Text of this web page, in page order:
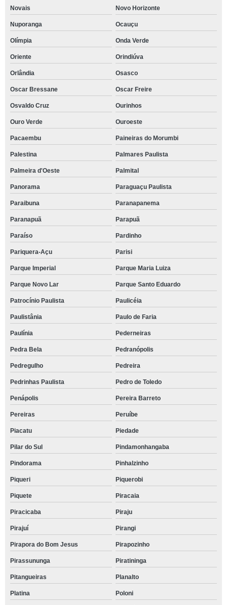
Novais Novo Horizonte
Nuporanga Ocauçu
Olímpia Onda Verde
Oriente Orindiúva
Orlândia Osasco
Oscar Bressane Oscar Freire
Osvaldo Cruz Ourinhos
Ouro Verde Ouroeste
Pacaembu Paineiras do Morumbi
Palestina Palmares Paulista
Palmeira d'Oeste Palmital
Panorama Paraguaçu Paulista
Paraibuna Paranapanema
Paranapuã Parapuã
Paraíso Pardinho
Pariquera-Açu Parisi
Parque Imperial Parque Maria Luiza
Parque Novo Lar Parque Santo Eduardo
Patrocínio Paulista Paulicéia
Paulistânia Paulo de Faria
Paulínia Pederneiras
Pedra Bela Pedranópolis
Pedregulho Pedreira
Pedrinhas Paulista Pedro de Toledo
Penápolis Pereira Barreto
Pereiras Peruíbe
Piacatu Piedade
Pilar do Sul Pindamonhangaba
Pindorama Pinhalzinho
Piqueri Piquerobi
Piquete Piracaia
Piracicaba Piraju
Pirajuí Pirangi
Pirapora do Bom Jesus Pirapozinho
Pirassununga Piratininga
Pitangueiras Planalto
Platina Poloni